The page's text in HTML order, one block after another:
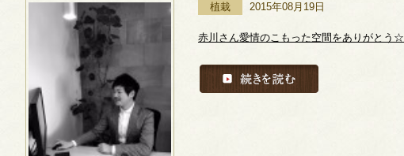
植栽 2015年08月19日
赤川さん愛情のこもった空間をありがとう☆